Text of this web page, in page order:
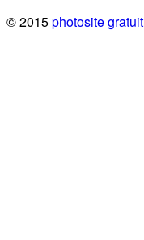
© 2015photosite gratuit